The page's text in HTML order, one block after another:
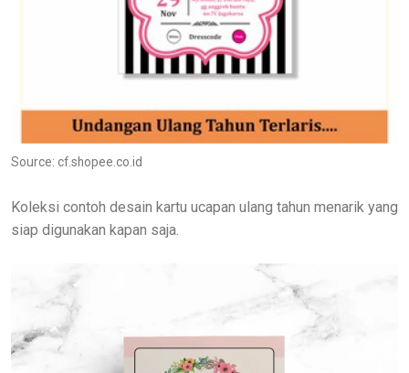
Source: cf.shopee.co.id
Koleksi contoh desain kartu ucapan ulang tahun menarik yang
siap digunakan kapan saja.